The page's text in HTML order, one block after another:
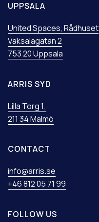
UPPSALA
United Spaces, Rådhuset
Vaksalagatan 2
753 20 Uppsala
ARRIS SYD
Lilla Torg 1,
211 34 Malmö
CONTACT
info@arris.se
+46 812 05 71 99
FOLLOW US